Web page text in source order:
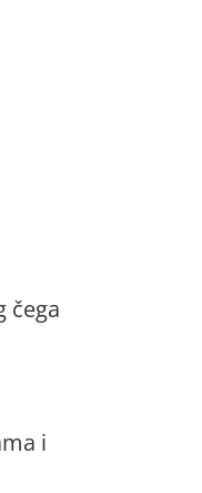
čega
i